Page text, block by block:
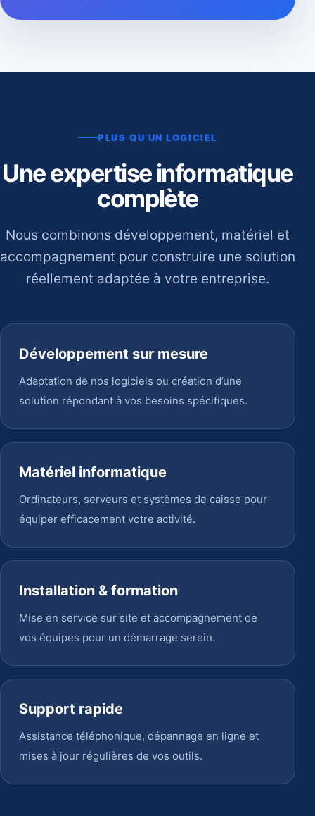
PLUS QU’UN LOGICIEL
Une expertise informatique
complète
Nous combinons développement, matériel et
accompagnement pour construire une solution
réellement adaptée à votre entreprise.
Développement sur mesure
Adaptation de nos logiciels ou création d’une
solution répondant à vos besoins spécifiques.
Matériel informatique
Ordinateurs, serveurs et systèmes de caisse pour
équiper efficacement votre activité.
Installation & formation
Mise en service sur site et accompagnement de
vos équipes pour un démarrage serein.
Support rapide
Assistance téléphonique, dépannage en ligne et
mises à jour régulières de vos outils.